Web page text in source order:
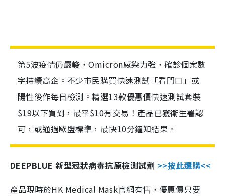
第5波疫情仍嚴峻，Omicron感染力強，確診個案數
字持續高企。不少市民購買快速測試「看門口」或
陽性後作每日檢測。精選13款優惠價快速測試套裝
$19以下買到，最平$10有交易！產品已獲衛生署認
可，或通過歐盟標準，最快10分鐘知結果。
DEEPBLUE 新型冠狀病毒抗原檢測試劑 >>按此選購<<
產品現時於HK Medical Mask官網有售，優惠價只要